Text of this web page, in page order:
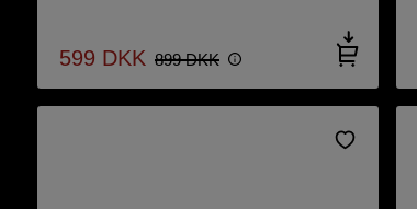
599 DKK 899 DKK